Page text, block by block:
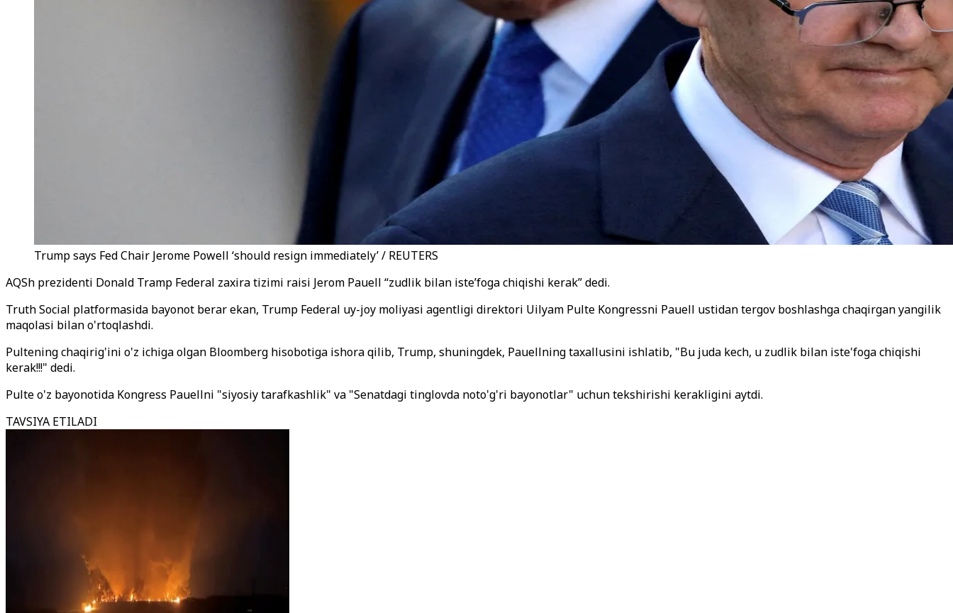
Trump says Fed Chair Jerome Powell ‘should resign immediately’ / REUTERS
AQSh prezidenti Donald Tramp Federal zaxira tizimi raisi Jerom Pauell “zudlik bilan iste’foga chiqishi kerak” dedi.
Truth Social platformasida bayonot berar ekan, Trump Federal uy-joy moliyasi agentligi direktori Uilyam Pulte Kongressni Pauell ustidan tergov boshlashga chaqirgan yangilik
maqolasi bilan o'rtoqlashdi.
Pultening chaqirig'ini o'z ichiga olgan Bloomberg hisobotiga ishora qilib, Trump, shuningdek, Pauellning taxallusini ishlatib, "Bu juda kech, u zudlik bilan iste'foga chiqishi
kerak!!!" dedi.
Pulte o'z bayonotida Kongress Pauellni "siyosiy tarafkashlik" va "Senatdagi tinglovda noto'g'ri bayonotlar" uchun tekshirishi kerakligini aytdi.
TAVSIYA ETILADI